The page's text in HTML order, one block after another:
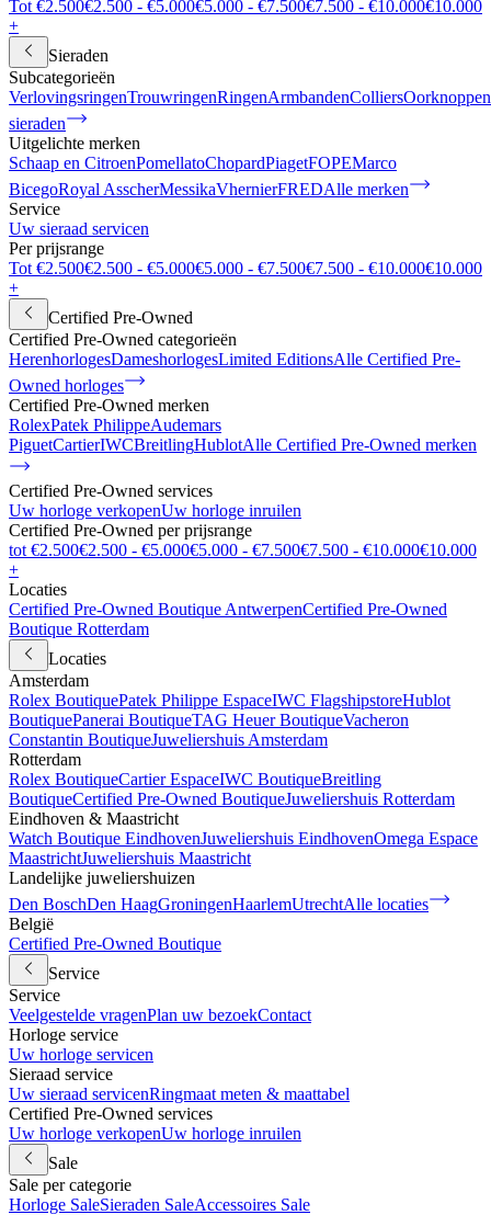
Tot €2.500€2.500 - €5.000€5.000 - €7.500€7.500 - €10.000€10.000
+
Sieraden
Subcategorieën
VerlovingsringenTrouwringenRingenArmbandenColliersOorknoppen
sieraden
Uitgelichte merken
Schaap en CitroenPomellatoChopardPiagetFOPEMarco
BicegoRoyal AsscherMessikaVhernierFREDAlle merken
Service
Uw sieraad servicen
Per prijsrange
Tot €2.500€2.500 - €5.000€5.000 - €7.500€7.500 - €10.000€10.000
+
Certified Pre-Owned
Certified Pre-Owned categorieën
HerenhorlogesDameshorlogesLimited EditionsAlle Certified Pre-
Owned horloges
Certified Pre-Owned merken
RolexPatek PhilippeAudemars
PiguetCartierIWCBreitlingHublotAlle Certified Pre-Owned merken
Certified Pre-Owned services
Uw horloge verkopenUw horloge inruilen
Certified Pre-Owned per prijsrange
tot €2.500€2.500 - €5.000€5.000 - €7.500€7.500 - €10.000€10.000
+
Locaties
Certified Pre-Owned Boutique AntwerpenCertified Pre-Owned
Boutique Rotterdam
Locaties
Amsterdam
Rolex BoutiquePatek Philippe EspaceIWC FlagshipstoreHublot
BoutiquePanerai BoutiqueTAG Heuer BoutiqueVacheron
Constantin BoutiqueJuweliershuis Amsterdam
Rotterdam
Rolex BoutiqueCartier EspaceIWC BoutiqueBreitling
BoutiqueCertified Pre-Owned BoutiqueJuweliershuis Rotterdam
Eindhoven & Maastricht
Watch Boutique EindhovenJuweliershuis EindhovenOmega Espace
MaastrichtJuweliershuis Maastricht
Landelijke juweliershuizen
Den BoschDen HaagGroningenHaarlemUtrechtAlle locaties
België
Certified Pre-Owned Boutique
Service
Service
Veelgestelde vragenPlan uw bezoekContact
Horloge service
Uw horloge servicen
Sieraad service
Uw sieraad servicenRingmaat meten & maattabel
Certified Pre-Owned services
Uw horloge verkopenUw horloge inruilen
Sale
Sale per categorie
Horloge SaleSieraden SaleAccessoires Sale